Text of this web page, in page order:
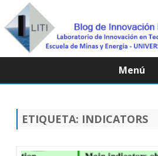
Menú
Saltar
ETIQUETA: INDICATORS